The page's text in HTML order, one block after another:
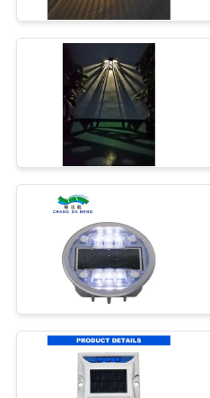
कारखाना
गुणवत्ता
नियंत्रण
समाचार